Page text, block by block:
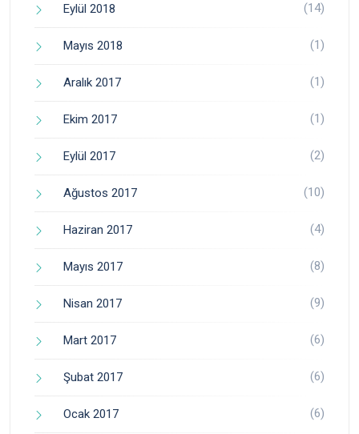
Eylül 2018 (14)
Mayıs 2018 (1)
Aralık 2017 (1)
Ekim 2017 (1)
Eylül 2017 (2)
Ağustos 2017 (10)
Haziran 2017 (4)
Mayıs 2017 (8)
Nisan 2017 (9)
Mart 2017 (6)
Şubat 2017 (6)
Ocak 2017 (6)